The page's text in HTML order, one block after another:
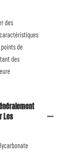
des
de
des
Les